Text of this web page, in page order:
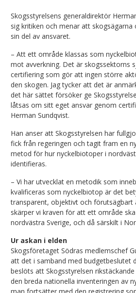
Skogsstyrelsens generaldirektör
sig kritiken och menar att skogsägarna
sin del av ansvaret.
– Att ett område klassas som
mot avverkning. Det är skogssektorns
certifiering som gör att ingen större
den skogen. Jag tycker att det är
det här sättet försöker ge
låtsas om sitt eget ansvar genom
Herman Sundqvist.
Han anser att Skogsstyrelsen har
fick från regeringen och tagit fram en
metod för hur nyckelbiotoper i
identifieras.
– Vi har utvecklat en metodik som
kvalificeras som nyckelbiotop är det
transparent, objektivt och förutsägbart
skärper vi kraven för att ett område
nordvästra Sverige, och då särskilt i
Ur askan i elden
Skogsföretaget Södras medlemschef
att det i samband med budgetbeslutet
beslöts att Skogsstyrelsen
den breda nationella inventeringen av